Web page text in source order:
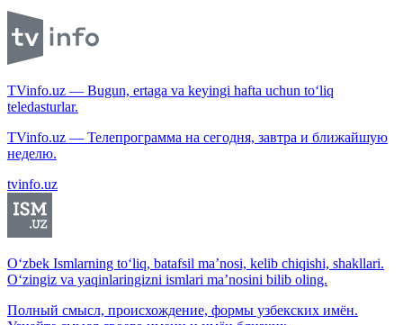
TVinfo.uz — Bugun, ertaga va keyingi hafta uchun to‘liq
teledasturlar.
TVinfo.uz — Телепрограмма на сегодня, завтра и ближайшую
неделю.
tvinfo.uz
O‘zbek Ismlarning to‘liq, batafsil ma’nosi, kelib chiqishi, shakllari.
O‘zingiz va yaqinlaringizni ismlari ma’nosini bilib oling.
Полный смысл, происхождение, формы узбекских имён.